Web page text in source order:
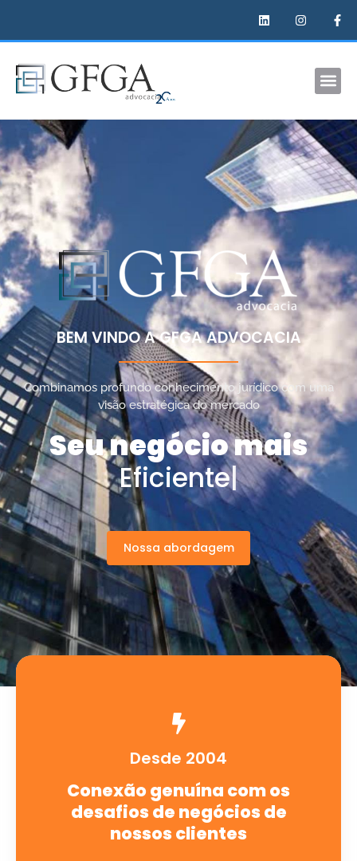
BEM VINDO A GFGA ADVOCACIA
Combinamos profundo conhecimento jurídico com uma
visão estratégica do mercado
Seu negócio mais
Proteg|
Nossa abordagem
Desde 2004
Conexão genuína com os
desafios de negócios de
nossos clientes